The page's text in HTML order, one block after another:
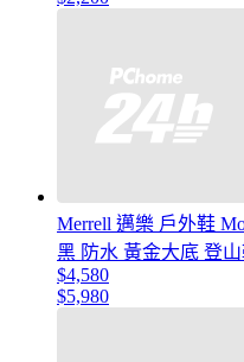
Merrell 邁樂 戶外鞋
黑 防水 黃金大底 登
$4,580
$5,980